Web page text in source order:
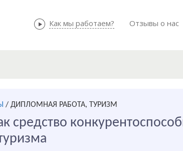
Как мы работаем?
Как мы работаем? Отзывы о нас
/ ДИПЛОМНАЯ РАБОТА, ТУРИЗМ
средство